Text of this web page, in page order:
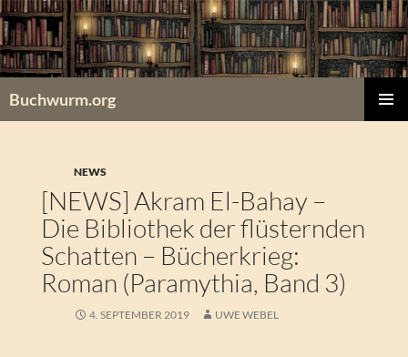
Zum
Inhalt
springen
Buchwurm.org
NEWS
[NEWS] Akram El-Bahay –
Die Bibliothek der flüsternden
Schatten – Bücherkrieg:
Roman (Paramythia, Band 3)
4. SEPTEMBER 2019 UWE WEBEL